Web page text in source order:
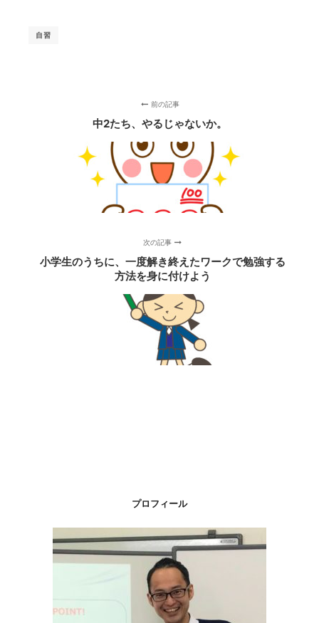
自習
前の記事
中2たち、やるじゃないか。
次の記事
小学生のうちに、一度解き終えたワークで勉強する
方法を身に付けよう
プロフィール